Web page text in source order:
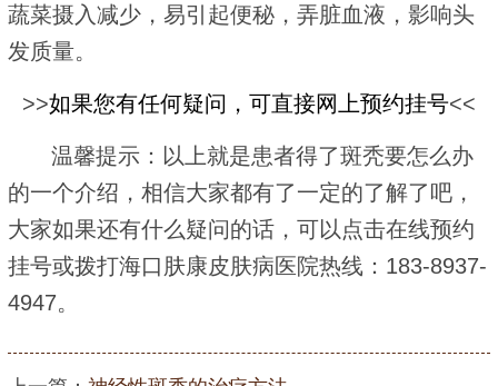
蔬菜摄入减少，易引起便秘，弄脏血液，影响头
发质量。
>>如果您有任何疑问，可直接网上预约挂号<<
温馨提示：以上就是患者得了斑秃要怎么办
的一个介绍，相信大家都有了一定的了解了吧，
大家如果还有什么疑问的话，可以点击在线预约
挂号或拨打海口肤康皮肤病医院热线：183-8937-
4947。